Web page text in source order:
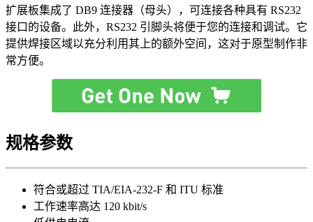
扩展板集成了 DB9 连接器（母头），可连接各种具有 RS232
接口的设备。此外，RS232 引脚头将便于您的连接和调试。它
提供焊接区域以充分利用其上的额外空间，这对于原型制作非
常方便。
规格参数
符合或超过 TIA/EIA-232-F 和 ITU 标准
工作速率高达 120 kbit/s